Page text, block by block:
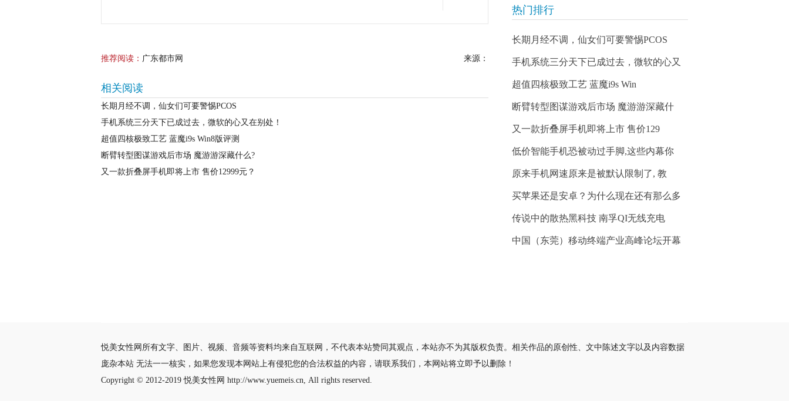
推荐阅读： 广东都市网 来源：
相关阅读
长期月经不调，仙女们可要警惕PCOS
手机系统三分天下已成过去，微软的心又在别处！
超值四核极致工艺 蓝魔i9s Win8版评测
断臂转型图谋游戏后市场 魔游游深藏什么?
又一款折叠屏手机即将上市 售价12999元？
热门排行
长期月经不调，仙女们可要警惕PCOS
手机系统三分天下已成过去，微软的心又
超值四核极致工艺 蓝魔i9s Win
断臂转型图谋游戏后市场 魔游游深藏什
又一款折叠屏手机即将上市 售价129
低价智能手机恐被动过手脚,这些内幕你
原来手机网速原来是被默认限制了, 教
买苹果还是安卓？为什么现在还有那么多
传说中的散热黑科技 南孚QI无线充电
中国（东莞）移动终端产业高峰论坛开幕
悦美女性网所有文字、图片、视频、音频等资料均来自互联网，不代表本站赞同其观点，本站亦不为其版权负责。相关作品的原创性、文中陈述文字以及内容数据
庞杂本站 无法一一核实，如果您发现本网站上有侵犯您的合法权益的内容，请联系我们，本网站将立即予以删除！
Copyright © 2012-2019悦美女性网 http://www.yuemeis.cn, All rights reserved.